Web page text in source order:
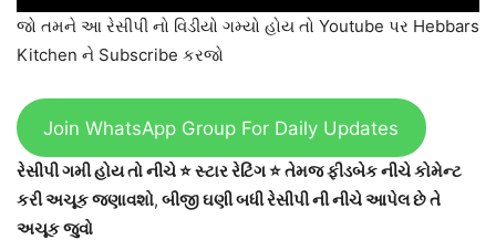
જો તમને આ રેસીપી નો વિડીયો ગમ્યો હોય તો Youtube પર Hebbars
Kitchen ને Subscribe કરજો
Join WhatsApp Group For Daily Updates
રેસીપી ગમી હોય તો નીચે ⭐ સ્ટાર રેટિંગ ⭐ તેમજ ફીડબેક નીચે કોમેન્ટ
કરી અચૂક જણાવશો, બીજી ઘણી બધી રેસીપી ની નીચે આપેલ છે તે
અચૂક જુવો